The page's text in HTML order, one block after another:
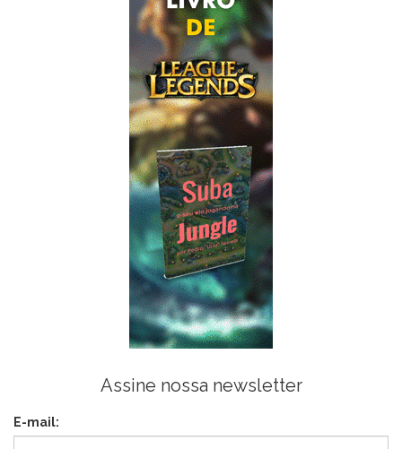
Assine nossa newsletter
E-mail: